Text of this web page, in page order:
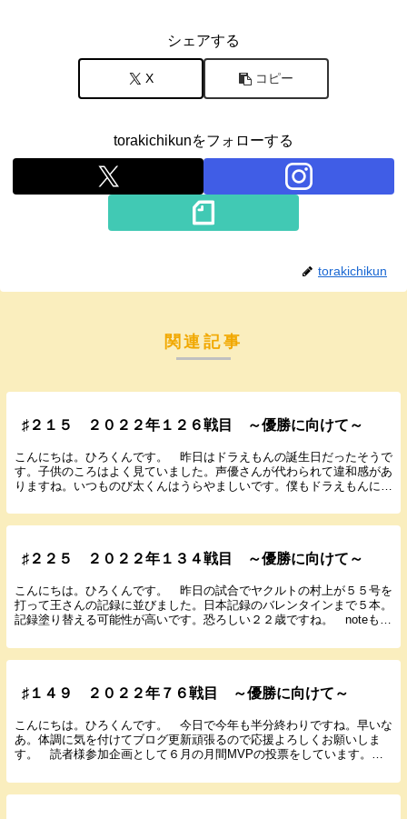
シェアする
X コピー
torakichikunをフォローする
torakichikun
関連記事
♯２１５ ２０２２年１２６戦目 ～優勝に向けて～
こんにちは。ひろくんです。 昨日はドラえもんの誕生日だったそうで
す。子供のころはよく見ていました。声優さんが代わられて違和感があ
りますね。いつものび太くんはうらやましいです。僕もドラえもんにい
♯２２５ ２０２２年１３４戦目 ～優勝に向けて～
こんにちは。ひろくんです。 昨日の試合でヤクルトの村上が５５号を
打って王さんの記録に並びました。日本記録のバレンタインまで５本。
記録塗り替える可能性が高いです。恐ろしい２２歳ですね。 noteもよ
♯１４９ ２０２２年７６戦目 ～優勝に向けて～
こんにちは。ひろくんです。 今日で今年も半分終わりですね。早いな
あ。体調に気を付けてブログ更新頑張るので応援よろしくお願いしま
す。 読者様参加企画として６月の月間MVPの投票をしています。投